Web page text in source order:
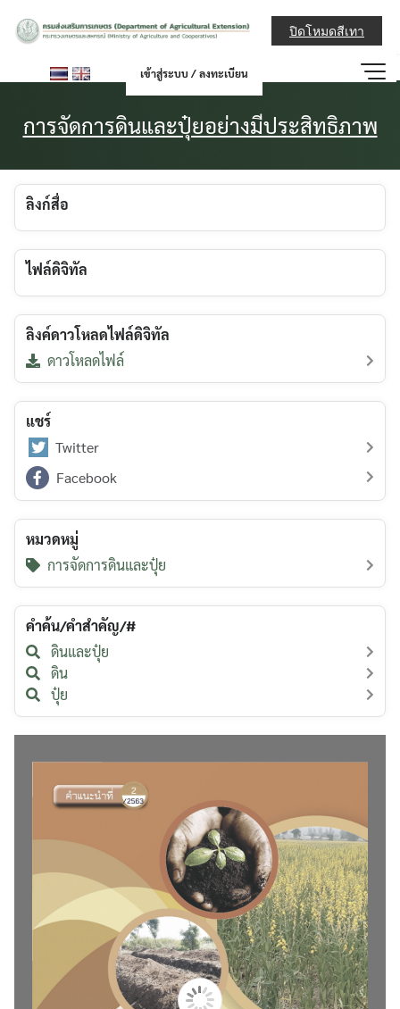
กรมส่งเสริมกา
เข้าสู่ระบบ / ลงทะเบียน
การจัดการดินและปุ๋ยอย่างมีประสิทธิภาพ
ลิงก์สื่อ
ไฟล์ดิจิทัล
ลิงค์ดาวโหลดไฟล์ดิจิทัล
ดาวโหลดไฟล์
แชร์
Twitter
Facebook
หมวดหมู่
การจัดการดินและปุ๋ย
คำค้น/คำสำคัญ/#
ดินและปุ๋ย
ดิน
ปุ๋ย
ปิดโหมดสีเทา